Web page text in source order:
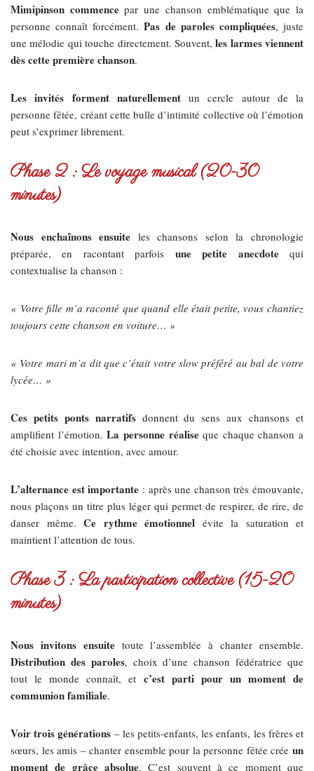
Mimipinson commencepar une chanson emblématique que la
personne connaît forcément.Pas de paroles compliquées, juste
une mélodie qui touche directement. Souvent,les larmes viennent
dès cette première chanson.
Les invités forment naturellementun cercle autour de la
personne fêtée, créant cette bulle d’intimité collective où l’émotion
peut s’exprimer librement.
Phase 2 : Le voyage musical (20-30
minutes)
Nous enchaînons ensuite les chansons selon la chronologie
préparée, en racontant parfois une petite anecdotequi
contextualise la chanson :
« Votre fille m’a raconté que quand elle était petite, vous chantiez
toujours cette chanson en voiture… »
« Votre mari m’a dit que c’était votre slow préféré au bal de votre
lycée… »
Ces petits ponts narratifsdonnent du sens aux chansons et
amplifient l’émotion.La personne réaliseque chaque chanson a
été choisie avec intention, avec amour.
L’alternance est importante : après une chanson très émouvante,
nous plaçons un titre plus léger qui permet de respirer, de rire, de
danser même. Ce rythme émotionnel évite la saturation et
maintient l’attention de tous.
Phase 3 : La participation collective (15-20
minutes)
Nous invitons ensuitetoute l’assemblée à chanter ensemble.
Distribution des paroles, choix d’une chanson fédératrice que
tout le monde connaît, et c’est parti pour un moment de
communion familiale.
Voir trois générations – les petits-enfants, les enfants, les frères et
sœurs, les amis – chanter ensemble pour la personne fêtée crée un
moment de grâce absolue. C’est souvent à ce moment que